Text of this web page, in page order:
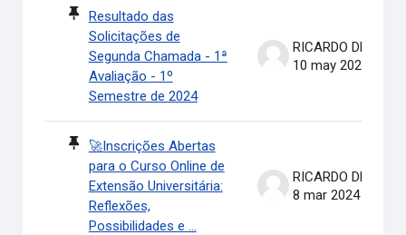
Resultado das
Solicitações de
Segunda Chamada - 1ª
Avaliação - 1º
Semestre de 2024
10 may 2024
🚀Inscrições Abertas
para o Curso Online de
Extensão Universitária:
Reflexões,
Possibilidades e ...
8 mar 2024